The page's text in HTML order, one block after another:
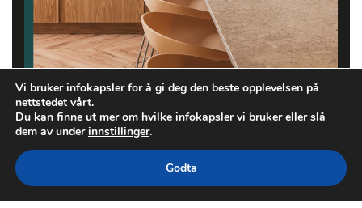
Vi bruker infokapsler for å gi deg den beste opplevelsen på
nettstedet vårt.
Du kan finne ut mer om hvilke infokapsler vi bruker eller slå
dem av underinnstillinger.
Godta